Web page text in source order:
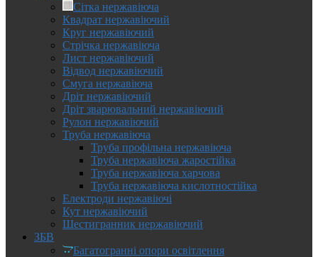
Сітка нержавіюча
Квадрат нержавіючий
Круг нержавіючий
Стрічка нержавіюча
Лист нержавіючий
Відвод нержавіючий
Смуга нержавіюча
Дріт нержавіючий
Дріт зварювальний нержавіючий
Рулон нержавіючий
Труба нержавіюча
Труба профільна нержавіюча
Труба нержавіюча жаростійка
Труба нержавіюча харчова
Труба нержавіюча кислотностійка
Електроди нержавіючі
Кут нержавіючий
Шестигранник нержавіючий
ЗБВ
Багатогранні опори освітлення